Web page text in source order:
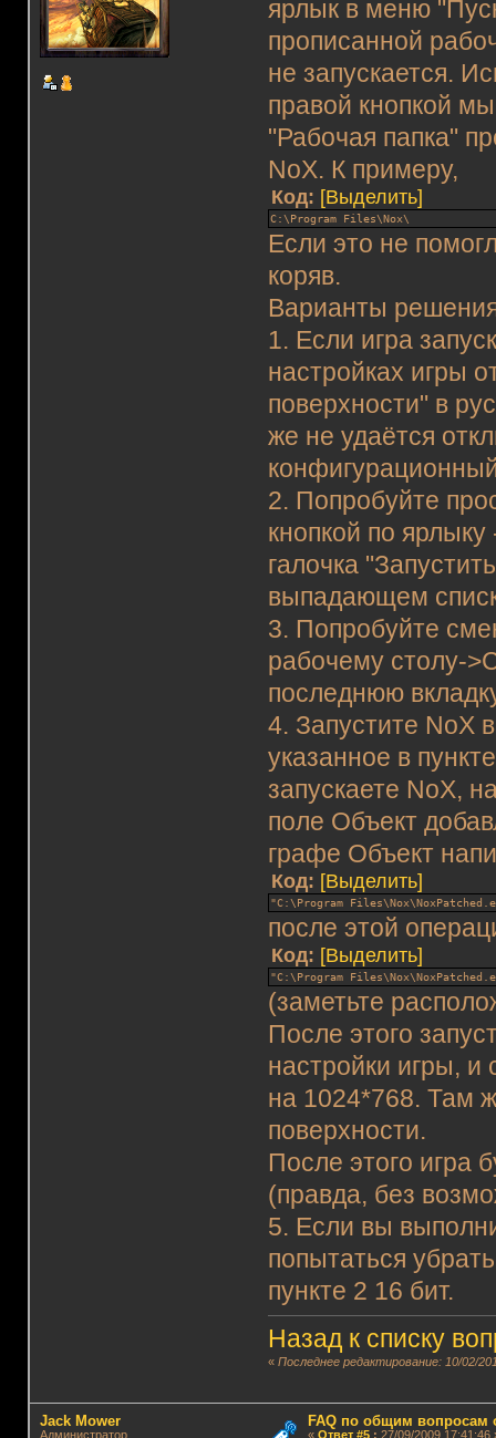
ярлык в меню
прописанной
не запускается.
правой кнопкой
"Рабочая папка"
NoX. К примеру,
Код: [Выделить]
C:\Program Files\Nox\
Если это не
коряв.
Варианты
1. Если игра
настройках игры
поверхности" в
же не удаётся
2. Попробуйте
кнопкой по
галочка
выпадающем
3. Попробуйте
рабочему столу-
последнюю
4. Запустите NoX
указанное в
запускаете NoX,
поле Объект
графе Объект
Код: [Выделить]
"C:\Program
после этой
Код: [Выделить]
"C:\Program
(заметьте
После этого
настройки игры,
на 1024*768. Там
поверхности.
После этого игра
(правда, без
5. Если вы
попытаться
пункте 2 16 бит.
Назад к списку
«Последнее редактирование: 10/02/
Jack Mower
Администратор
FAQ по общим вопросам
« Ответ #5: 27/09/2009 17:41:46